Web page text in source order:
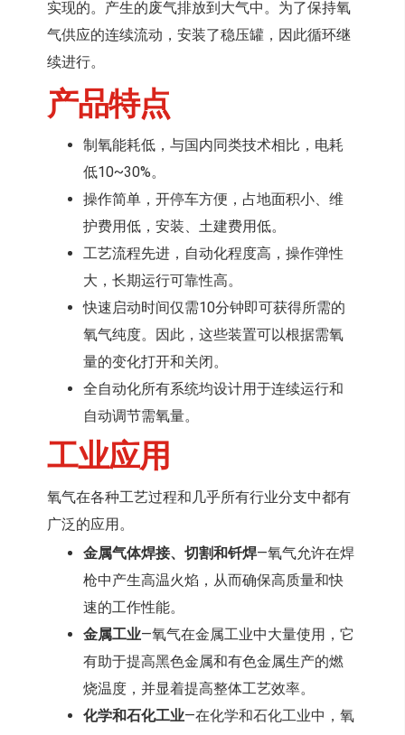
实现的。产生的废气排放到大气中。为了保持氧
气供应的连续流动，安装了稳压罐，因此循环继
续进行。
产品特点
制氧能耗低，与国内同类技术相比，电耗
低10~30%。
操作简单，开停车方便，占地面积小、维
护费用低，安装、土建费用低。
工艺流程先进，自动化程度高，操作弹性
大，长期运行可靠性高。
快速启动时间仅需10分钟即可获得所需的
氧气纯度。 因此，这些装置可以根据需氧
量的变化打开和关闭。
全自动化所有系统均设计用于连续运行和
自动调节需氧量。
工业应用
氧气在各种工艺过程和几乎所有行业分支中都有
广泛的应用。
金属气体焊接、切割和钎焊—氧气允许在焊
枪中产生高温火焰，从而确保高质量和快
速的工作性能。
金属工业—氧气在金属工业中大量使用，它
有助于提高黑色金属和有色金属生产的燃
烧温度，并显着提高整体工艺效率。
化学和石化工业—在化学和石化工业中，氧